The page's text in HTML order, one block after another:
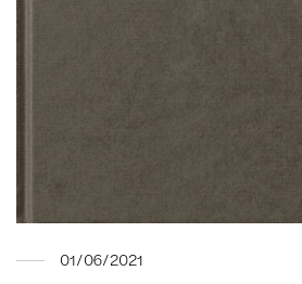
01/06/2021